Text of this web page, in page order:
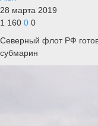
28 марта 2019
1 160 0 0
Северный флот РФ
субмарин